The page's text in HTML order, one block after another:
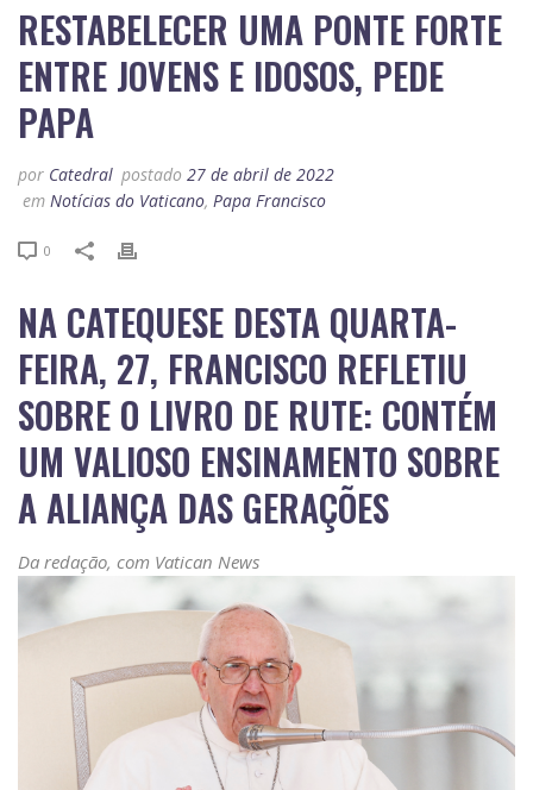
RESTABELECER UMA PONTE FORTE
ENTRE JOVENS E IDOSOS, PEDE
PAPA
por Catedral postado 27 de abril de 2022
em Notícias do Vaticano, Papa Francisco
0
NA CATEQUESE DESTA QUARTA-
FEIRA, 27, FRANCISCO REFLETIU
SOBRE O LIVRO DE RUTE: CONTÉM
UM VALIOSO ENSINAMENTO SOBRE
A ALIANÇA DAS GERAÇÕES
Da redação, com Vatican News